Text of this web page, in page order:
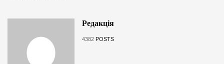
Редакція
4382 POSTS